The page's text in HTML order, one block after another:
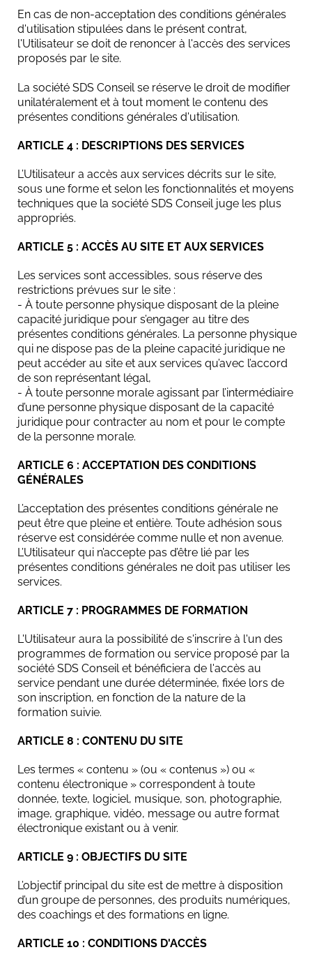
En cas de non-acceptation des conditions générales
d'utilisation stipulées dans le présent contrat,
l'Utilisateur se doit de renoncer à l'accès des services
proposés par le site.
La société SDS Conseil se réserve le droit de modifier
unilatéralement et à tout moment le contenu des
présentes conditions générales d'utilisation.
ARTICLE 4 : DESCRIPTIONS DES SERVICES
L’Utilisateur a accès aux services décrits sur le site,
sous une forme et selon les fonctionnalités et moyens
techniques que la société SDS Conseil juge les plus
appropriés.
ARTICLE 5 : ACCÈS AU SITE ET AUX SERVICES
Les services sont accessibles, sous réserve des
restrictions prévues sur le site :
- À toute personne physique disposant de la pleine
capacité juridique pour s’engager au titre des
présentes conditions générales. La personne physique
qui ne dispose pas de la pleine capacité juridique ne
peut accéder au site et aux services qu’avec l’accord
de son représentant légal,
- À toute personne morale agissant par l’intermédiaire
d’une personne physique disposant de la capacité
juridique pour contracter au nom et pour le compte
de la personne morale.
ARTICLE 6 : ACCEPTATION DES CONDITIONS
GÉNÉRALES
L’acceptation des présentes conditions générale ne
peut être que pleine et entière. Toute adhésion sous
réserve est considérée comme nulle et non avenue.
L’Utilisateur qui n’accepte pas d’être lié par les
présentes conditions générales ne doit pas utiliser les
services.
ARTICLE 7 : PROGRAMMES DE FORMATION
L'Utilisateur aura la possibilité de s'inscrire à l'un des
programmes de formation ou service proposé par la
société SDS Conseil et bénéficiera de l'accès au
service pendant une durée déterminée, fixée lors de
son inscription, en fonction de la nature de la
formation suivie.
ARTICLE 8 : CONTENU DU SITE
Les termes « contenu » (ou « contenus ») ou «
contenu électronique » correspondent à toute
donnée, texte, logiciel, musique, son, photographie,
image, graphique, vidéo, message ou autre format
électronique existant ou à venir.
ARTICLE 9 : OBJECTIFS DU SITE
L’objectif principal du site est de mettre à disposition
d’un groupe de personnes, des produits numériques,
des coachings et des formations en ligne.
ARTICLE 10 : CONDITIONS D'ACCÈS